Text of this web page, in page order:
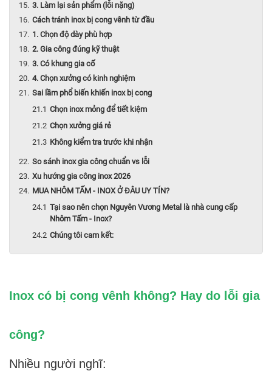
3. Làm lại sản phẩm (lỗi nặng)
Cách tránh inox bị cong vênh từ đầu
1. Chọn độ dày phù hợp
2. Gia công đúng kỹ thuật
3. Có khung gia cố
4. Chọn xưởng có kinh nghiệm
Sai lầm phổ biến khiến inox bị cong
Chọn inox mỏng để tiết kiệm
Chọn xưởng giá rẻ
Không kiểm tra trước khi nhận
So sánh inox gia công chuẩn vs lỗi
Xu hướng gia công inox 2026
MUA NHÔM TẤM - INOX Ở ĐÂU UY TÍN?
Tại sao nên chọn Nguyên Vương Metal là nhà cung cấp
Nhôm Tấm - Inox?
Chúng tôi cam kết:
Inox có bị cong vênh không? Hay do lỗi gia
công?
Nhiều người nghĩ: